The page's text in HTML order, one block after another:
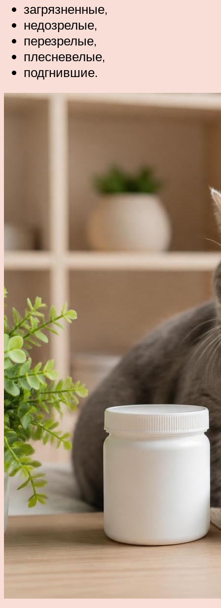
загрязненные,
недозрелые,
перезрелые,
плесневелые,
подгнившие.